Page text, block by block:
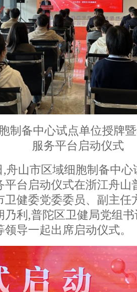
制备中心试点单位授牌
服务平台启动仪式
,舟山市区域细胞制备中
平台启动仪式在浙江舟山
卫健委党委委员、副主任
乃利,普陀区卫健局党组
导一起出席启动仪式。